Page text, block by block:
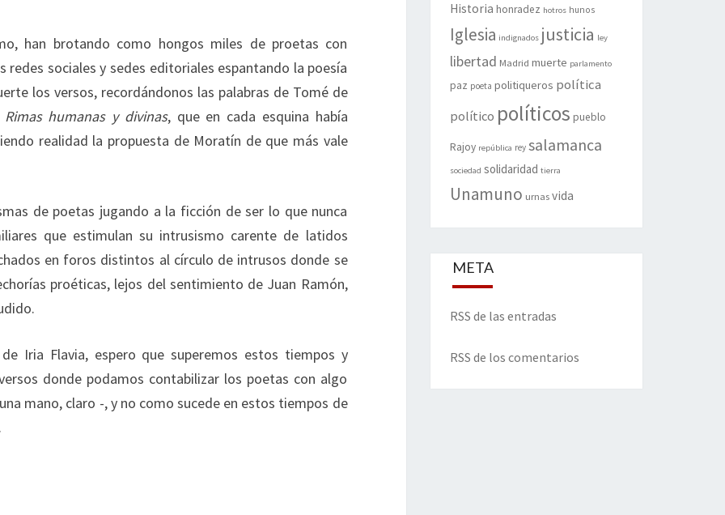
han brotando como hongos miles de proetas con
redes sociales y sedes editoriales espantando la poesía
los versos, recordándonos las palabras de Tomé de
Rimas humanas y divinas, que en cada esquina había
realidad la propuesta de Moratín de que más vale
de poetas jugando a la ficción de ser lo que nunca
que estimulan su intrusismo carente de latidos
en foros distintos al círculo de intrusos donde se
proéticas, lejos del sentimiento de Juan Ramón,
Iria Flavia, espero que superemos estos tiempos y
donde podamos contabilizar los poetas con algo
mano, claro -, y no como sucede en estos tiempos de
Historia honradez hotros hunos
Iglesia indignados justicia ley
libertad Madrid muerte parlamento
paz poeta politiqueros política
político políticos pueblo
Rajoy república rey salamanca
sociedad solidaridad tierra
Unamuno urnas vida
META
RSS de las entradas
RSS de los comentarios